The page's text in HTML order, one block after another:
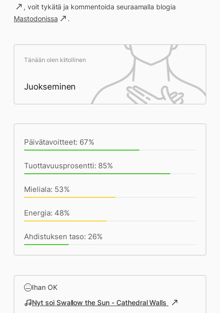
, voit tykätä ja kommentoida seuraamalla blogia
Mastodonissa
.
Tänään olen kiitollinen
Juokseminen
Päivätavoitteet: 67%
Tuottavuusprosentti: 85%
Mieliala: 53%
Energia: 48%
Ahdistuksen taso: 26%
Ihan OK
Nyt soi Swallow the Sun - Cathedral Walls